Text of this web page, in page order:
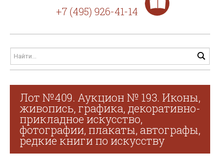
+7 (495) 926-41-14
Лот №409. Аукцион № 193. Иконы,
живопись, графика, декоративно-
прикладное искусство,
фотографии, плакаты, автографы,
редкие книги по искусству